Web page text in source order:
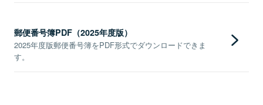
郵便番号簿PDF（2025年度版）
2025年度版郵便番号簿をPDF形式でダウンロードできま
す。